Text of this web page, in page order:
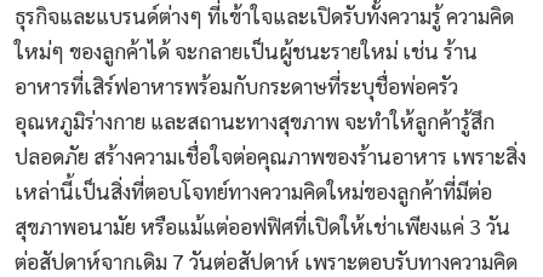
ธุรกิจและแบรนด์ต่างๆ ที่เข้าใจและเปิดรับทั้งความรู้ ความคิด
ใหม่ๆ ของลูกค้าได้ จะกลายเป็นผู้ชนะรายใหม่ เช่น ร้าน
อาหารที่เสิร์ฟอาหารพร้อมกับกระดาษที่ระบุชื่อพ่อครัว
อุณหภูมิร่างกาย และสถานะทางสุขภาพ จะทำให้ลูกค้ารู้สึก
ปลอดภัย สร้างความเชื่อใจต่อคุณภาพของร้านอาหาร เพราะสิ่ง
เหล่านี้เป็นสิ่งที่ตอบโจทย์ทางความคิดใหม่ของลูกค้าที่มีต่อ
สุขภาพอนามัย หรือแม้แต่ออฟฟิศที่เปิดให้เช่าเพียงแค่ 3 วัน
ต่อสัปดาห์จากเดิม 7 วันต่อสัปดาห์ เพราะตอบรับทางความคิด